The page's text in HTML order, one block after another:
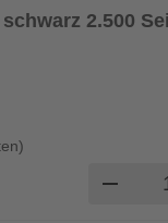
2.500
remove